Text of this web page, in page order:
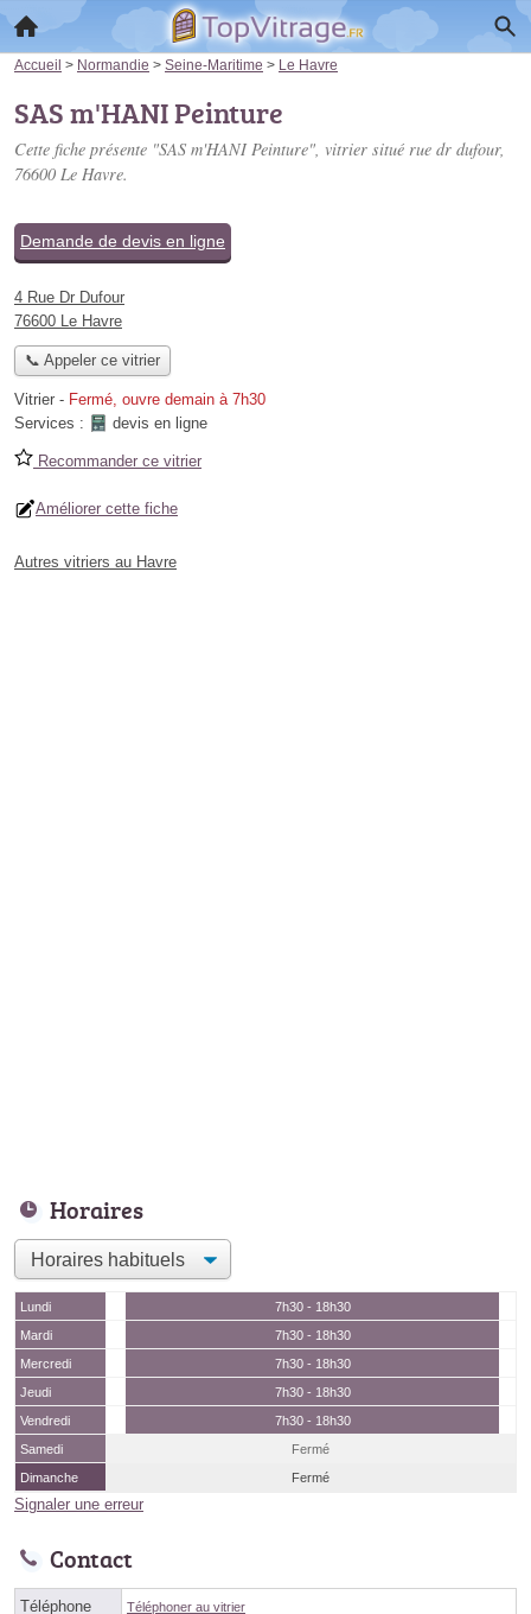
Accueil > Normandie > Seine-Maritime > Le Havre
SAS m'HANI Peinture
Cette fiche présente "SAS m'HANI Peinture", vitrier situé rue dr dufour,
76600 Le Havre.
Demande de devis en ligne
4 Rue Dr Dufour
76600 Le Havre
📞 Appeler ce vitrier
Vitrier - Fermé, ouvre demain à 7h30
Services :
devis en ligne
Recommander ce vitrier
Améliorer cette fiche
Autres vitriers au Havre
Horaires
Lundi
7h30 - 18h30
Mardi
7h30 - 18h30
Mercredi
7h30 - 18h30
Jeudi
7h30 - 18h30
Vendredi
7h30 - 18h30
Samedi
Fermé
Dimanche
Fermé
Signaler une erreur
Contact
Téléphone Téléphoner au vitrier